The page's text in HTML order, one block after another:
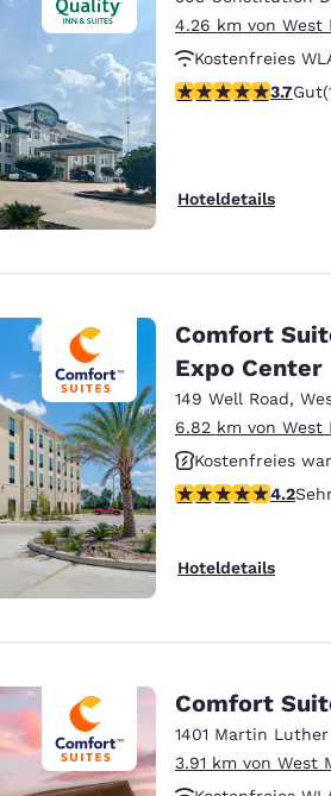
4.26 km von West
Kostenfreies
3.71-Sterne-3.7Gut
Hoteldetails
Comfort
Expo Center
149 Well Road,
6.82 km von West
Kostenfreies
Rauchfrei
4.15-Sterne-4.2
Hoteldetails
Comfort
1401 Martin
3.91 km von West